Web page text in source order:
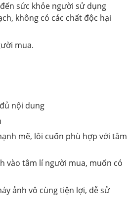
sức khỏe người sử dụng
không có các chất độc hại
mua.
nội dung
mẽ, lôi cuốn phù hợp với tâm
vào tâm lí người mua, muốn có
ảnh vô cùng tiện lợi, dễ sử